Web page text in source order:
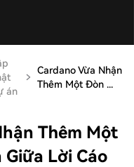
án
Cardano Vừa Nhận
Thêm Một Đòn ...
Thêm Một
Lời Cáo